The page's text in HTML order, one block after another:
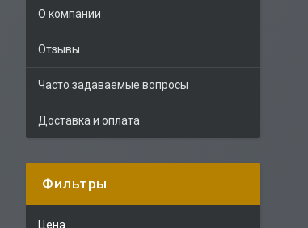
О компании
Отзывы
Часто задаваемые вопросы
Доставка и оплата
Фильтры
Цена